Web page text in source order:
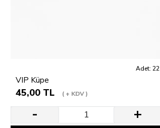
Adet: 22
VIP Küpe
45,00 TL + KDV